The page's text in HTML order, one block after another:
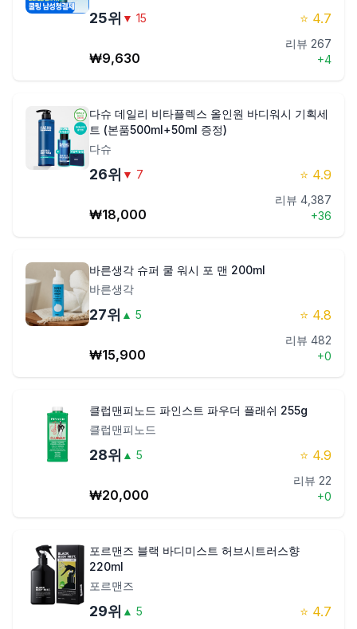
25위 ▼ 15 ⭐ 4.7
₩9,630
리뷰 267
+4
다슈 데일리 비타플렉스 올인원 바디워시 기획세
트 (본품500ml+50ml 증정)
다슈
26위 ▼ 7 ⭐ 4.9
₩18,000
리뷰 4,387
+36
바른생각 슈퍼 쿨 워시 포 맨 200ml
바른생각
27위 ▲ 5 ⭐ 4.8
₩15,900
리뷰 482
+0
클럽맨피노드 파인스트 파우더 플래쉬 255g
클럽맨피노드
28위 ▲ 5 ⭐ 4.9
₩20,000
리뷰 22
+0
포르맨즈 블랙 바디미스트 허브시트러스향
220ml
포르맨즈
29위 ▲ 5 ⭐ 4.7